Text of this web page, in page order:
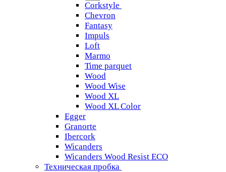
Corkstyle
Chevron
Fantasy
Impuls
Loft
Marmo
Time parquet
Wood
Wood Wise
Wood XL
Wood XL Color
Egger
Granorte
Ibercork
Wicanders
Wicanders Wood Resist ECO
Техническая пробка